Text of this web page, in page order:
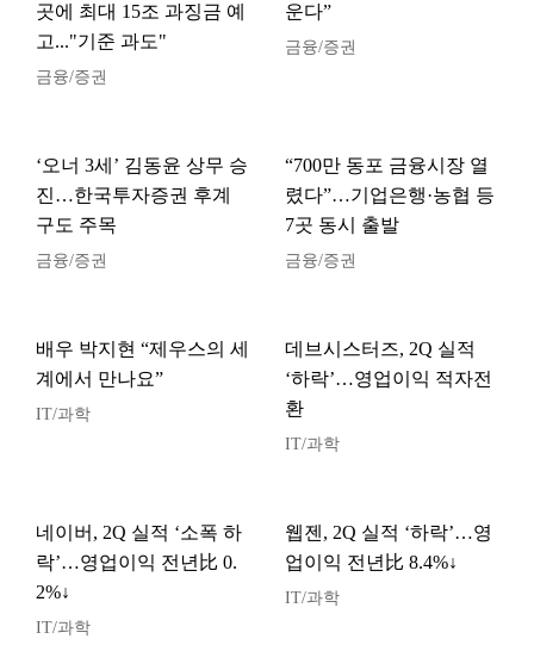
곳에 최대 15조 과징금 예
고..."기준 과도"
금융/증권
운다”
금융/증권
‘오너 3세’ 김동윤 상무 승
진…한국투자증권 후계
구도 주목
금융/증권
“700만 동포 금융시장 열
렸다”…기업은행·농협 등
7곳 동시 출발
금융/증권
배우 박지현 “제우스의 세
계에서 만나요”
IT/과학
데브시스터즈, 2Q 실적
‘하락’…영업이익 적자전
환
IT/과학
네이버, 2Q 실적 ‘소폭 하
락’…영업이익 전년比 0.
2%↓
IT/과학
웹젠, 2Q 실적 ‘하락’…영
업이익 전년比 8.4%↓
IT/과학